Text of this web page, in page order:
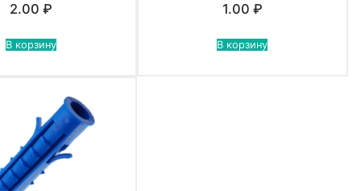
2.00 ₽
В корзину
1.00 ₽
В корзину